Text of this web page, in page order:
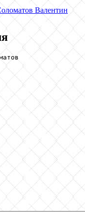
Валентин